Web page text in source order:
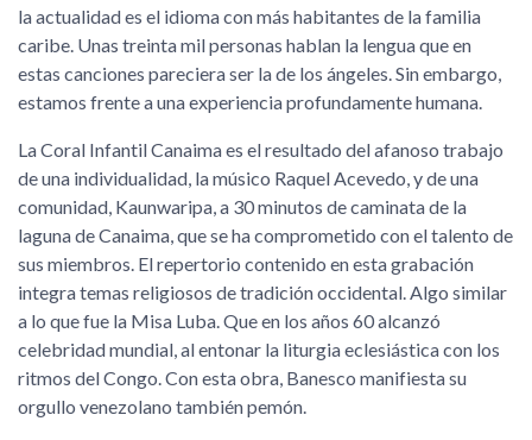
la actualidad es el idioma con más habitantes de la familia
caribe. Unas treinta mil personas hablan la lengua que en
estas canciones pareciera ser la de los ángeles. Sin embargo,
estamos frente a una experiencia profundamente humana.
La Coral Infantil Canaima es el resultado del afanoso trabajo
de una individualidad, la músico Raquel Acevedo, y de una
comunidad, Kaunwaripa, a 30 minutos de caminata de la
laguna de Canaima, que se ha comprometido con el talento de
sus miembros. El repertorio contenido en esta grabación
integra temas religiosos de tradición occidental. Algo similar
a lo que fue la Misa Luba. Que en los años 60 alcanzó
celebridad mundial, al entonar la liturgia eclesiástica con los
ritmos del Congo. Con esta obra, Banesco manifiesta su
orgullo venezolano también pemón.